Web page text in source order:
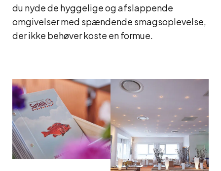
du nyde de hyggelige og afslappende
omgivelser med spændende smagsoplevelse,
der ikke behøver koste en formue.